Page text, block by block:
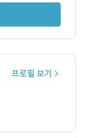
프로필 보기